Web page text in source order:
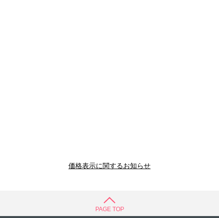
価格表示に関するお知らせ
PAGE TOP